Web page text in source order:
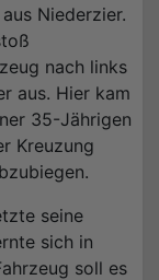
Niederzier.
nach links
aus. Hier kam
35-Jährigen
Kreuzung
seine
sich in
soll es